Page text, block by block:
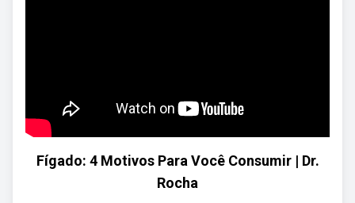
Fígado: 4 Motivos Para Você Consumir | Dr.
Rocha